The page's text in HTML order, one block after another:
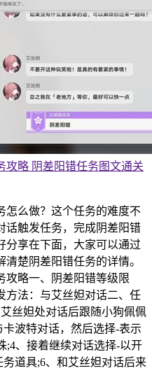
攻略 阴差阳错任务图文通关
怎么做？这个任务的难度不
话触发任务，完成阴差阳错
分享在下面，大家可以通过
楚阴差阳错任务的详情。
攻略一、阴差阳错等级限
方法：与艾丝妲对话二、任
丝妲处对话后跟随小狗佩佩
波特对话，然后选择-表示
;4、接着继续对话选择-以开
道具;6、和艾丝妲对话后来